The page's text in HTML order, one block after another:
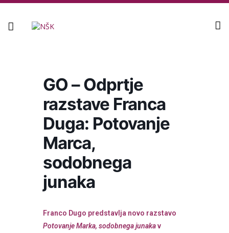
GO – Odprtje
razstave Franca
Duga: Potovanje
Marca,
sodobnega
junaka
Franco Dugo predstavlja novo razstavo
Potovanje Marka, sodobnega junakav